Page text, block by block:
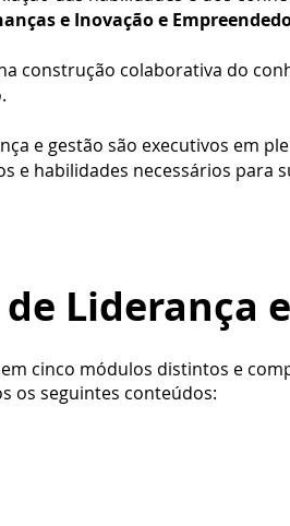
e Inovação e
construção colaborativa do
e gestão são executivos em
e habilidades necessários para
Liderança
cinco módulos distintos e
os seguintes conteúdos: